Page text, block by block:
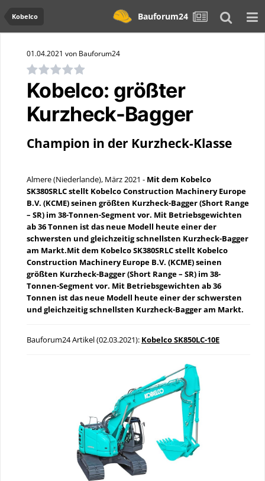
Kobelco Bauforum24
01.04.2021 von Bauforum24
Kobelco: größter
Kurzheck-Bagger
Champion in der Kurzheck-Klasse
Almere (Niederlande), März 2021 - Mit dem Kobelco
SK380SRLC stellt Kobelco Construction Machinery Europe
B.V. (KCME) seinen größten Kurzheck-Bagger (Short Range
– SR) im 38-Tonnen-Segment vor. Mit Betriebsgewichten
ab 36 Tonnen ist das neue Modell heute einer der
schwersten und gleichzeitig schnellsten Kurzheck-Bagger
am Markt.Mit dem Kobelco SK380SRLC stellt Kobelco
Construction Machinery Europe B.V. (KCME) seinen
größten Kurzheck-Bagger (Short Range – SR) im 38-
Tonnen-Segment vor. Mit Betriebsgewichten ab 36
Tonnen ist das neue Modell heute einer der schwersten
und gleichzeitig schnellsten Kurzheck-Bagger am Markt.
Bauforum24 Artikel (02.03.2021): Kobelco SK850LC-10E